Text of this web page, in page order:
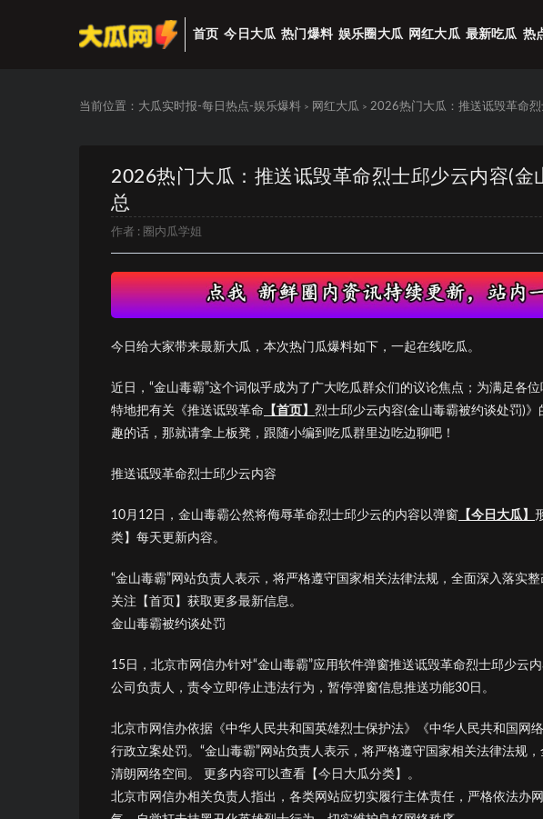
首页 今日大瓜 热门爆料 娱乐圈大瓜 网红大瓜 最新吃瓜 热
当前位置： 大瓜实时报-每日热点-娱乐爆料 > 网红大瓜 > 2026热门大瓜：推送诋毁革命
2026热门大瓜：推送诋毁革命烈士邱少云内容(金
总
作者 : 圈内瓜学姐
今日给大家带来最新大瓜，本次热门瓜爆料如下，一起在线吃瓜。
近日，“金山毒霸”这个词似乎成为了广大吃瓜群众们的议论焦点；为满足各
特地把有关《推送诋毁革命 【首页】 烈士邱少云内容(金山毒霸被约谈处罚)
趣的话，那就请拿上板凳，跟随小编到吃瓜群里边吃边聊吧！
推送诋毁革命烈士邱少云内容
10月12日，金山毒霸公然将侮辱革命烈士邱少云的内容以弹窗 【今日大瓜】
类】每天更新内容。
“金山毒霸”网站负责人表示，将严格遵守国家相关法律法规，全面深入落实
关注【首页】获取更多最新信息。
金山毒霸被约谈处罚
15日，北京市网信办针对“金山毒霸”应用软件弹窗推送诋毁革命烈士邱少云
公司负责人，责令立即停止违法行为，暂停弹窗信息推送功能30日。
北京市网信办依据《中华人民共和国英雄烈士保护法》《中华人民共和国网
行政立案处罚。“金山毒霸”网站负责人表示，将严格遵守国家相关法律法规
清朗网络空间。 更多内容可以查看【今日大瓜分类】。
北京市网信办相关负责人指出，各类网站应切实履行主体责任，严格依法办